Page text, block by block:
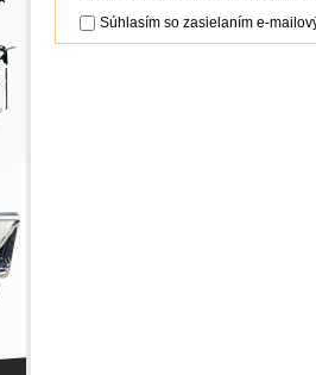
Súhlasím so zasielaním e-